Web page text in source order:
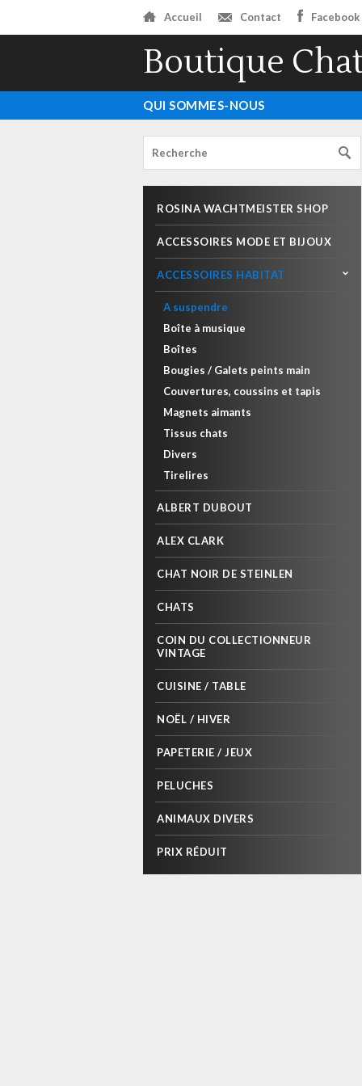
Accueil Contact Facebook
Boutique
QUI SOMMES-NOUS
ROSINA WACHTMEISTER SHOP
ACCESSOIRES MODE ET BIJOUX
ACCESSOIRES HABITAT
A suspendre
Boîte à musique
Boîtes
Bougies / Galets peints main
Couvertures, coussins et tapis
Magnets aimants
Tissus chats
Divers
Tirelires
ALBERT DUBOUT
ALEX CLARK
CHAT NOIR DE STEINLEN
CHATS
COIN DU COLLECTIONNEUR
VINTAGE
CUISINE / TABLE
NOËL / HIVER
PAPETERIE / JEUX
PELUCHES
ANIMAUX DIVERS
PRIX RÉDUIT